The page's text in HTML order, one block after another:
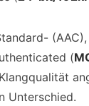
(
Unterschied.